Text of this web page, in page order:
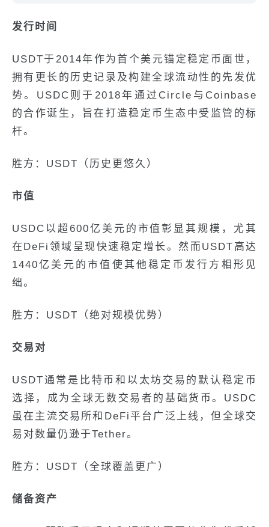
发行时间
USDT于2014年作为首个美元锚定稳定币面世，
拥有更长的历史记录及构建全球流动性的先发优
势。USDC则于2018年通过Circle与Coinbase
的合作诞生，旨在打造稳定币生态中受监管的标
杆。
胜方：USDT（历史更悠久）
市值
USDC以超600亿美元的市值彰显其规模，尤其
在DeFi领域呈现快速稳定增长。然而USDT高达
1440亿美元的市值使其他稳定币发行方相形见
绌。
胜方：USDT（绝对规模优势）
交易对
USDT通常是比特币和以太坊交易的默认稳定币
选择，成为全球无数交易者的基础货币。USDC
虽在主流交易所和DeFi平台广泛上线，但全球交
易对数量仍逊于Tether。
胜方：USDT（全球覆盖更广）
储备资产